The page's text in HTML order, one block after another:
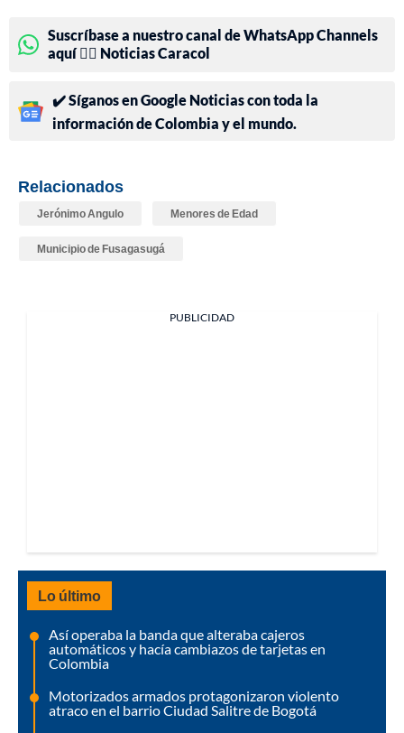
Suscríbase a nuestro canal de WhatsApp Channels
aquí 👉🏻 Noticias Caracol
✔️ Síganos en Google Noticias con toda la
información de Colombia y el mundo.
Relacionados
Jerónimo Angulo Menores de Edad
Municipio de Fusagasugá
PUBLICIDAD
Lo último
Así operaba la banda que alteraba cajeros
automáticos y hacía cambiazos de tarjetas en
Colombia
Motorizados armados protagonizaron violento
atraco en el barrio Ciudad Salitre de Bogotá